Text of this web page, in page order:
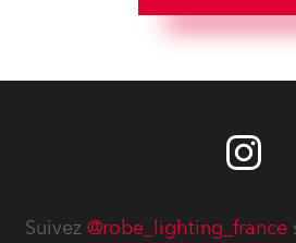
Suivez @robe_lighting_france